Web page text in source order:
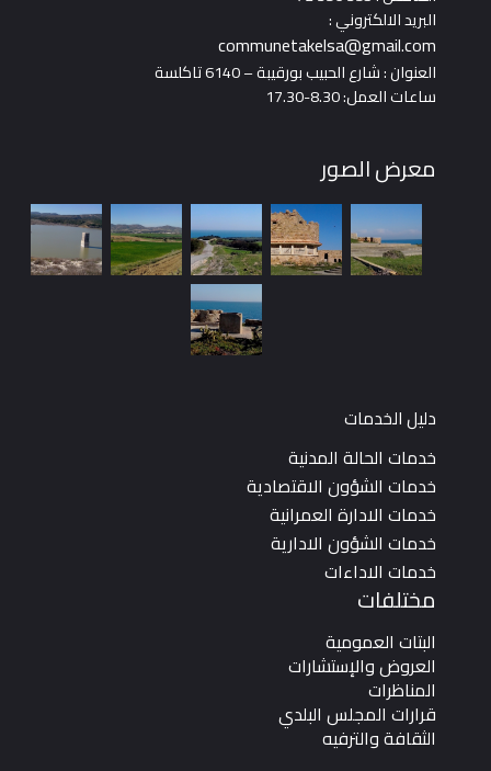
البريد الالكتروني :
communetakelsa@gmail.com
العنوان : شارع الحبيب بورقيبة – 6140 تاكلسة
ساعات العمل: 8.30-17.30
معرض الصور
دليل الخدمات
خدمات الحالة المدنية
خدمات الشؤون الاقتصادية
خدمات الادارة العمرانية
خدمات الشؤون الادارية
خدمات الاداءات
مختلفات
البتات العمومية
العروض والإستشارات
المناظرات
قرارات المجلس البلدي
الثقافة والترفيه